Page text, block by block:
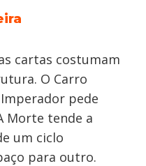
cartas costumam
O Carro
pede
Morte tende a
um ciclo
para outro.